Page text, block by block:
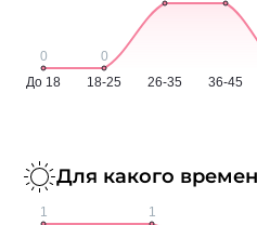
Для какого